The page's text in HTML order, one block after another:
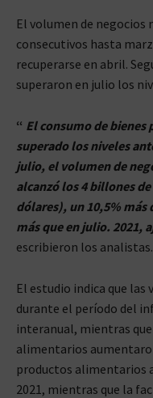
El volumen de negocios
consecutivos hasta
recuperarse en abril.
superaron en julio los
“ El consumo de bienes
superado los niveles
julio, el volumen de
alcanzó los 4 billones
dólares), un 10,5% más
más que en julio. 2021,
escribieron los analistas.
El estudio indica que las
durante el período del
interanual, mientras
alimentarios
productos alimentarios
2021, mientras que la